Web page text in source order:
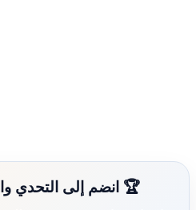
🏆 انضم إلى التحدي